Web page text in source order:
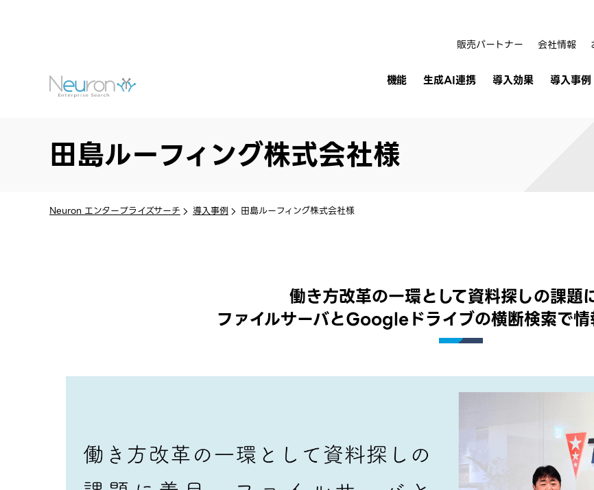
機能 生成AI連携 導入効果 導入事例
販売パートナー 会社情報
田島ルーフィング株式会社様
Neuron エンタープライズサーチ 導入事例 田島ルーフィング株式会社様
働き方改革の一環として資料探しの課題
ファイルサーバとGoogleドライブの横断検索で